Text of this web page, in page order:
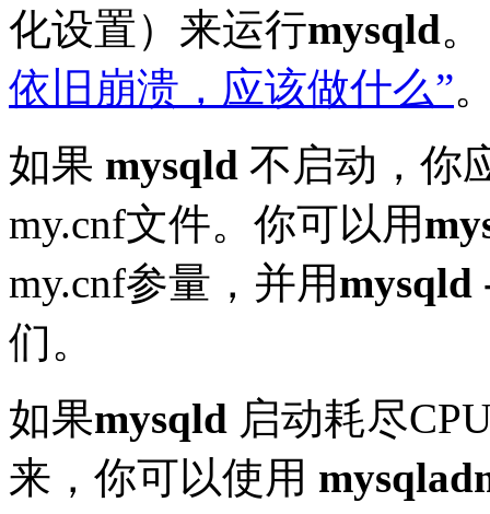
化设置）来运行mysqld。
依旧崩溃，应该做什么”
如果 mysqld 不启动，你
my.cnf文件。你可以用
my.cnf参量，并用mysqld
们。
如果mysqld 启动耗尽
来，你可以使用